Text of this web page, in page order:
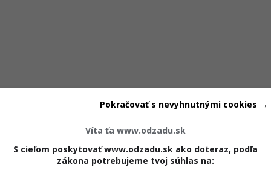
pre nevestu po roku prelomila
za seba,“
uviedla prednedávnom v ukážke jedného
Víta ťa www.odzadu.sk
S cieľom poskytovať www.odzadu.sk ako doteraz, podľa
zákona potrebujeme tvoj súhlas na:
Pokračovať s nevyhnutnými cookies →